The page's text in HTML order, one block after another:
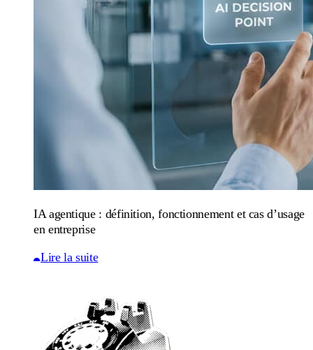
IA agentique : définition, fonctionnement et cas d’usage
en entreprise
Lire la suite